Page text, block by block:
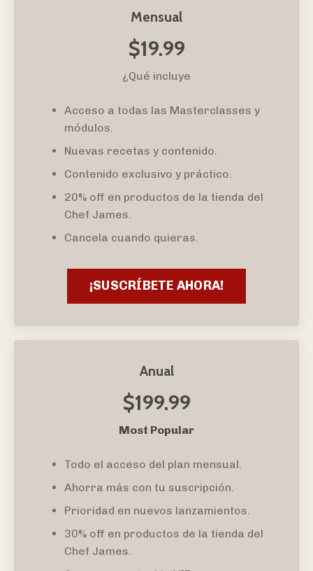
Mensual
$19.99
¿Qué incluye
Acceso a todas las Masterclasses y
módulos.
Nuevas recetas y contenido.
Contenido exclusivo y práctico.
20% off en productos de la tienda del
Chef James.
Cancela cuando quieras.
¡SUSCRÍBETE AHORA!
Anual
$199.99
Most Popular
Todo el acceso del plan mensual.
Ahorra más con tu suscripción.
Prioridad en nuevos lanzamientos.
30% off en productos de la tienda del
Chef James.